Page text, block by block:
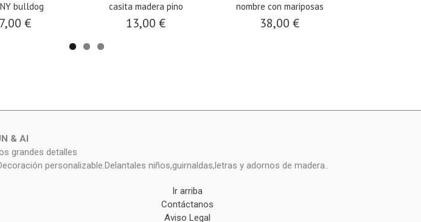
bulldog
€
casita madera pino
13,00 €
nombre con mariposas
38,00 €
& AI
grandes detalles
personalizable.Delantales niños,guirnaldas,letras y adornos de madera..
Ir arriba
Contáctanos
Aviso Legal